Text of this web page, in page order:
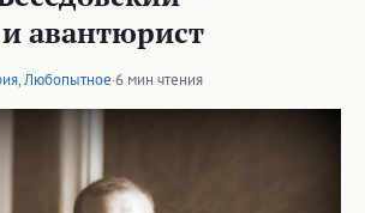
авантюрист
,Любопытное·6 мин чтения